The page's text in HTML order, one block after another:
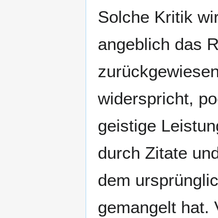
Solche Kritik
angeblich das
widerspricht,
geistige
durch Zitate
dem
gemangelt hat.